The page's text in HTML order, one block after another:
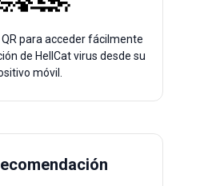
para acceder fácilmente
de HellCat virus desde su
móvil.